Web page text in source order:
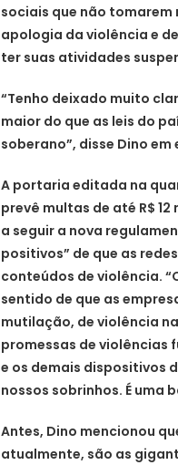
sociais que não
apologia da violência e
ter suas atividades
“Tenho deixado muito
maior do que as leis do
soberano”, disse Dino
A portaria editada na
prevê multas de até R$
a seguir a nova
positivos” de que as
conteúdos de violência.
sentido de que as
mutilação, de violência
promessas de violências
e os demais dispositivos
nossos sobrinhos. É uma
Antes, Dino mencionou
atualmente, são as